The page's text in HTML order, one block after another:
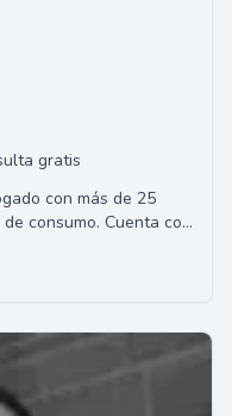
gratis
con más de 25
consumo. Cuenta con